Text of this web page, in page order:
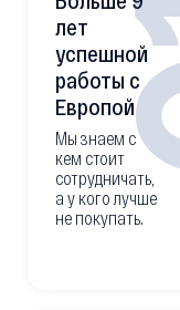
лет
успешной
работы с
Европой
Мы знаем с
кем стоит
сотрудничать,
а у кого лучше
не покупать.